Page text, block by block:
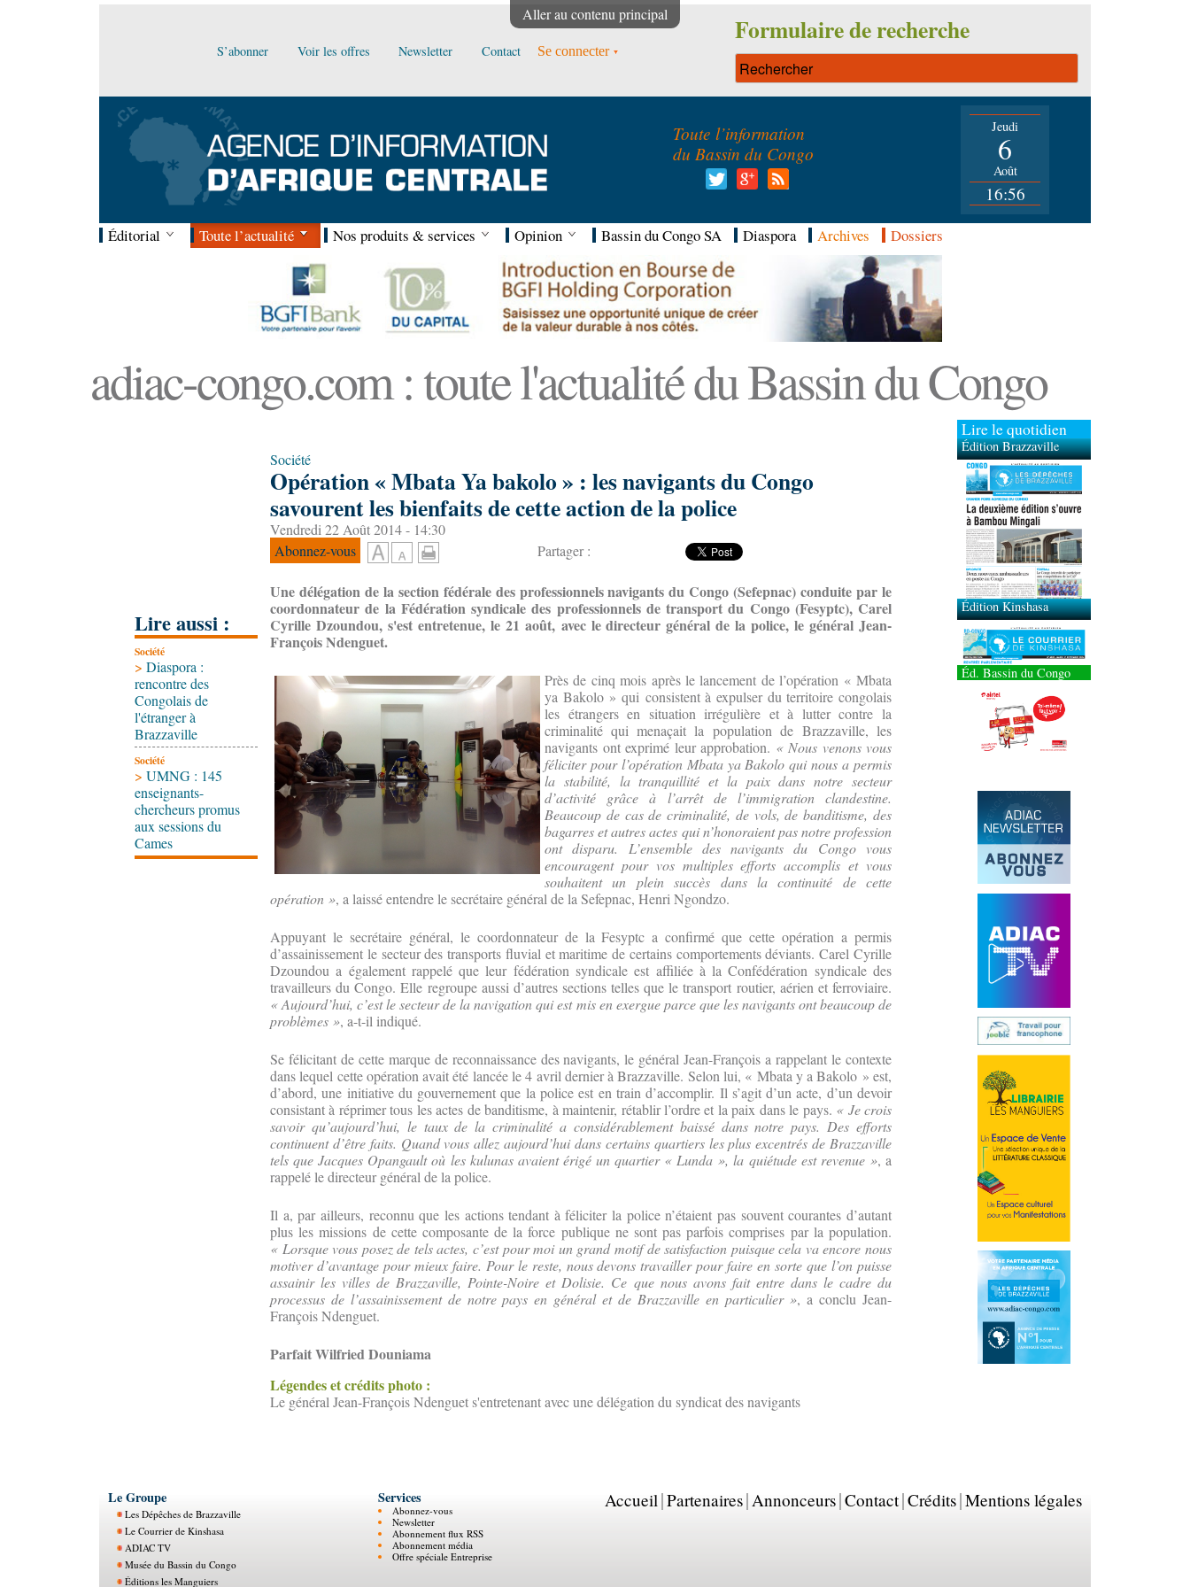
Aller au contenu principal
S’abonner Voir les offres Newsletter Contact Se connecter
Formulaire de recherche
Toute l’information
du Bassin du Congo
Jeudi
6
Août
16:56
Éditorial Toute l’actualité Nos produits & services Opinion Bassin du Congo SA Diaspora Archives Dossiers
adiac-congo.com : toute l'actualité du Bassin du Congo
Lire aussi :
Société
> Diaspora :
rencontre des
Congolais de
l'étranger à
Brazzaville
Société
> UMNG : 145
enseignants-
chercheurs promus
aux sessions du
Cames
Société
Opération « Mbata Ya bakolo » : les navigants du Congo
savourent les bienfaits de cette action de la police
Vendredi 22 Août 2014 - 14:30
Abonnez-vous
Partager :
Une délégation de la section fédérale des professionnels navigants du Congo (Sefepnac) conduite par le
coordonnateur de la Fédération syndicale des professionnels de transport du Congo (Fesyptc), Carel
Cyrille Dzoundou, s'est entretenue, le 21 août, avec le directeur général de la police, le général Jean-
François Ndenguet.
Près de cinq mois après le lancement de l’opération « Mbata
ya Bakolo » qui consistent à expulser du territoire congolais
les étrangers en situation irrégulière et à lutter contre la
criminalité qui menaçait la population de Brazzaville, les
navigants ont exprimé leur approbation. « Nous venons vous
féliciter pour l’opération Mbata ya Bakolo qui nous a permis
la stabilité, la tranquillité et la paix dans notre secteur
d’activité grâce à l’arrêt de l’immigration clandestine.
Beaucoup de cas de criminalité, de vols, de banditisme, des
bagarres et autres actes qui n’honoraient pas notre profession
ont disparu. L’ensemble des navigants du Congo vous
encouragent pour vos multiples efforts accomplis et vous
souhaitent un plein succès dans la continuité de cette
opération », a laissé entendre le secrétaire général de la Sefepnac, Henri Ngondzo.
Appuyant le secrétaire général, le coordonnateur de la Fesyptc a confirmé que cette opération a permis
d’assainissement le secteur des transports fluvial et maritime de certains comportements déviants. Carel Cyrille
Dzoundou a également rappelé que leur fédération syndicale est affiliée à la Confédération syndicale des
travailleurs du Congo. Elle regroupe aussi d’autres sections telles que le transport routier, aérien et ferroviaire.
« Aujourd’hui, c’est le secteur de la navigation qui est mis en exergue parce que les navigants ont beaucoup de
problèmes », a-t-il indiqué.
Se félicitant de cette marque de reconnaissance des navigants, le général Jean-François a rappelant le contexte
dans lequel cette opération avait été lancée le 4 avril dernier à Brazzaville. Selon lui, « Mbata y a Bakolo » est,
d’abord, une initiative du gouvernement que la police est en train d’accomplir. Il s’agit d’un acte, d’un devoir
consistant à réprimer tous les actes de banditisme, à maintenir, rétablir l’ordre et la paix dans le pays. « Je crois
savoir qu’aujourd’hui, le taux de la criminalité a considérablement baissé dans notre pays. Des efforts
continuent d’être faits. Quand vous allez aujourd’hui dans certains quartiers les plus excentrés de Brazzaville
tels que Jacques Opangault où les kulunas avaient érigé un quartier « Lunda », la quiétude est revenue », a
rappelé le directeur général de la police.
Il a, par ailleurs, reconnu que les actions tendant à féliciter la police n’étaient pas souvent courantes d’autant
plus les missions de cette composante de la force publique ne sont pas parfois comprises par la population.
« Lorsque vous posez de tels actes, c’est pour moi un grand motif de satisfaction puisque cela va encore nous
motiver d’avantage pour mieux faire. Pour le reste, nous devons travailler pour faire en sorte que l’on puisse
assainir les villes de Brazzaville, Pointe-Noire et Dolisie. Ce que nous avons fait entre dans le cadre du
processus de l’assainissement de notre pays en général et de Brazzaville en particulier », a conclu Jean-
François Ndenguet.
Parfait Wilfried Douniama
Légendes et crédits photo :
Le général Jean-François Ndenguet s'entretenant avec une délégation du syndicat des navigants
Lire le quotidien
Édition Brazzaville
Édition Kinshasa
Éd. Bassin du Congo
Accueil Partenaires Annonceurs Contact Crédits Mentions légales
Le Groupe
Les Dépêches de Brazzaville
Le Courrier de Kinshasa
ADIAC TV
Musée du Bassin du Congo
Éditions les Manguiers
Services
Abonnez-vous
Newsletter
Abonnement flux RSS
Abonnement média
Offre spéciale Entreprise